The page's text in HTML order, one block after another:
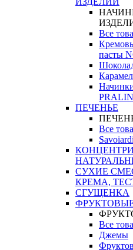
Все
пасты
ПЕЧЕНЬЕ
Все
Savoiardi
СУХИЕ
КРЕМА,
СГУЩЕНКА
Все
Джемы